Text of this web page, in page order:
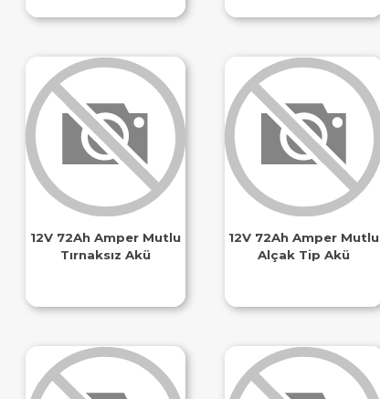
12V 72Ah Amper Mutlu
Tırnaksız Akü
12V 72Ah Amper Mutlu
Alçak Tip Akü